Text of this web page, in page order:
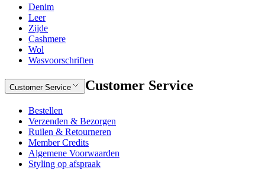
Denim
Leer
Zijde
Cashmere
Wol
Wasvoorschriften
Customer Service Customer Service
Bestellen
Verzenden & Bezorgen
Ruilen & Retourneren
Member Credits
Algemene Voorwaarden
Styling op afspraak